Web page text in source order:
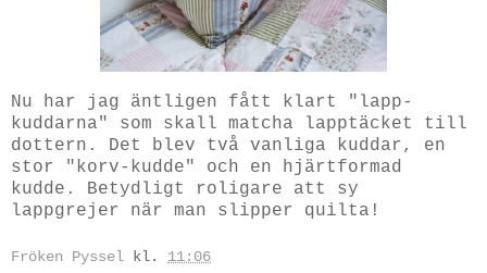
Nu har jag äntligen fått klart "lapp-
kuddarna" som skall matcha lapptäcket till
dottern. Det blev två vanliga kuddar, en
stor "korv-kudde" och en hjärtformad
kudde. Betydligt roligare att sy
lappgrejer när man slipper quilta!
Fröken Pyssel kl. 11:06